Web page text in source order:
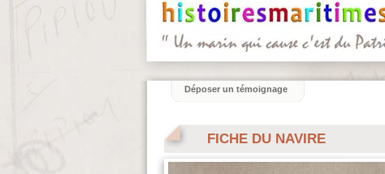
FICHE DU NAVIRE
Déposer un témoignage